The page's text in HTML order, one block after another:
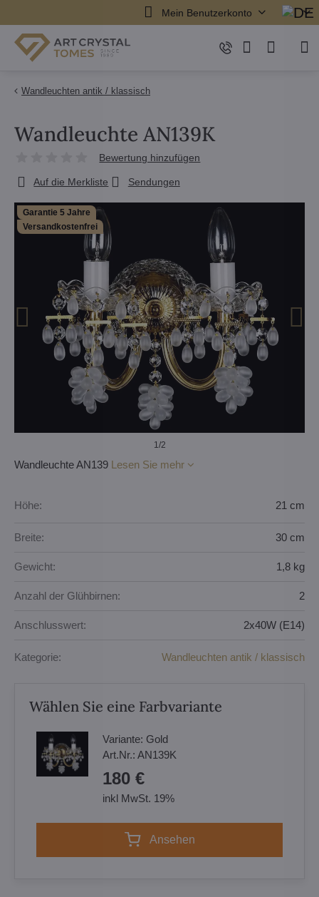
Mein Benutzerkonto
Wandleuchten antik / klassisch
Garantie 5 Jahre
Versandkostenfrei
1/2
Wandleuchte AN139K
Bewertung hinzufügen
Auf die Merkliste Sendungen
Wandleuchte AN139 Lesen Sie mehr
Höhe: 21 cm
Breite: 30 cm
Gewicht: 1,8 kg
Anzahl der Glühbirnen: 2
Anschlusswert: 2x40W (E14)
Kategorie: Wandleuchten antik / klassisch
Wählen Sie eine Farbvariante
Variante: Gold
Art.Nr.: AN139K
180 €
inkl MwSt. 19%
Ansehen